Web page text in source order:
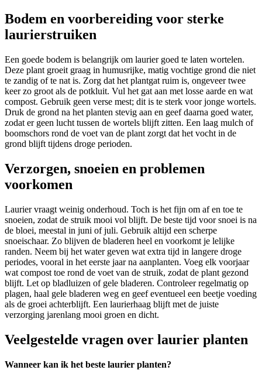
Bodem en voorbereiding voor sterke
laurierstruiken
Een goede bodem is belangrijk om laurier goed te laten wortelen.
Deze plant groeit graag in humusrijke, matig vochtige grond die niet
te zandig of te nat is. Zorg dat het plantgat ruim is, ongeveer twee
keer zo groot als de potkluit. Vul het gat aan met losse aarde en wat
compost. Gebruik geen verse mest; dit is te sterk voor jonge wortels.
Druk de grond na het planten stevig aan en geef daarna goed water,
zodat er geen lucht tussen de wortels blijft zitten. Een laag mulch of
boomschors rond de voet van de plant zorgt dat het vocht in de
grond blijft tijdens droge perioden.
Verzorgen, snoeien en problemen
voorkomen
Laurier vraagt weinig onderhoud. Toch is het fijn om af en toe te
snoeien, zodat de struik mooi vol blijft. De beste tijd voor snoei is na
de bloei, meestal in juni of juli. Gebruik altijd een scherpe
snoeischaar. Zo blijven de bladeren heel en voorkomt je lelijke
randen. Neem bij het water geven wat extra tijd in langere droge
periodes, vooral in het eerste jaar na aanplanten. Voeg elk voorjaar
wat compost toe rond de voet van de struik, zodat de plant gezond
blijft. Let op bladluizen of gele bladeren. Controleer regelmatig op
plagen, haal gele bladeren weg en geef eventueel een beetje voeding
als de groei achterblijft. Een laurierhaag blijft met de juiste
verzorging jarenlang mooi groen en dicht.
Veelgestelde vragen over laurier planten
Wanneer kan ik het beste laurier planten?